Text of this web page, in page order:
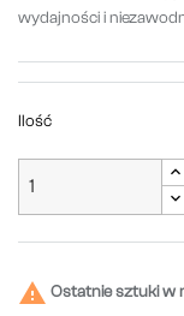
wydajności i
Ilość
 Ostatnie sztuki w